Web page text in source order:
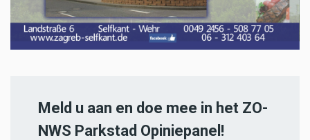
Meld u aan en doe mee in het ZO-
NWS Parkstad Opiniepanel!